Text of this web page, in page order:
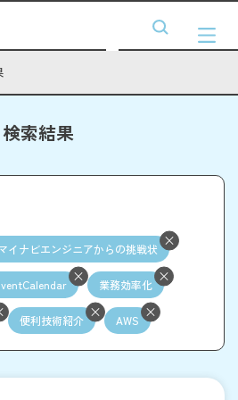
検索結果
イナビエンジニアからの挑戦状
業務効率化
便利技術紹介 AWS